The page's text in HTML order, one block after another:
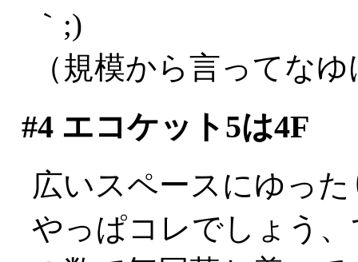
｀;)
（規模から言ってな
#4エコケット5は4F
広いスペースにゆっ
やっぱコレでしょう